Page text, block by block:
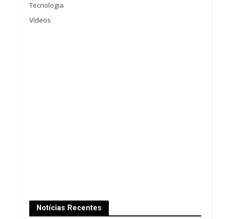
Tecnologia
Vídeos
Notícias Recentes